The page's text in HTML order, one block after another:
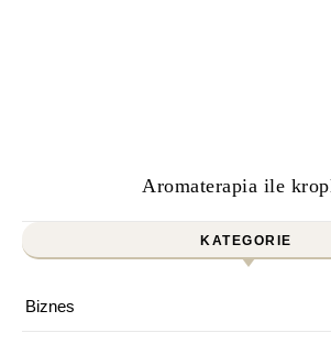
Aromaterapia ile
KATEGORIE
Biznes